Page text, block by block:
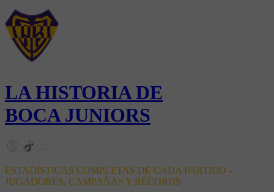
LA HISTORIA DE
BOCA JUNIORS
ESTADÍSTICAS COMPLETAS DE CADA PARTIDO -
JUGADORES, CAMPAÑAS Y RÉCORDS